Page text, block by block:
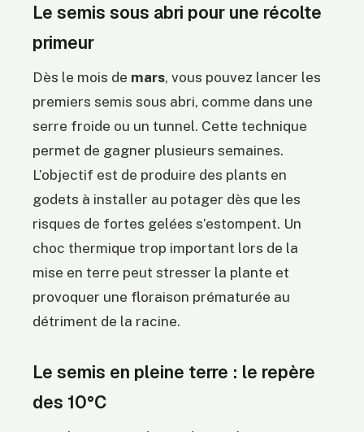
Le semis sous abri pour une récolte
primeur
Dès le mois de mars, vous pouvez lancer les
premiers semis sous abri, comme dans une
serre froide ou un tunnel. Cette technique
permet de gagner plusieurs semaines.
L’objectif est de produire des plants en
godets à installer au potager dès que les
risques de fortes gelées s’estompent. Un
choc thermique trop important lors de la
mise en terre peut stresser la plante et
provoquer une floraison prématurée au
détriment de la racine.
Le semis en pleine terre : le repère
des 10°C